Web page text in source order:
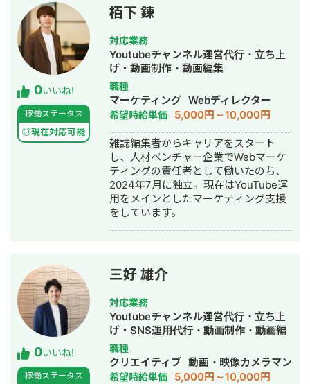
0いいね!
稼働ステータス
◎現在対応可能
栢下 錬
対応業務
Youtubeチャンネル運営代行・立ち上
げ・動画制作・動画編集
職種
マーケティング Webディレクター
希望時給単価 5,000円～10,000円
雑誌編集者からキャリアをスタート
し、人材ベンチャー企業でWebマーケ
ティングの責任者として働いたのち、
2024年7月に独立。現在はYouTube運
用をメインとしたマーケティング支援
をしています。
0いいね!
稼働ステータス
三好 雄介
対応業務
Youtubeチャンネル運営代行・立ち上
げ・SNS運用代行・動画制作・動画編
集
職種
クリエイティブ 動画・映像カメラマン
希望時給単価 5,000円～10,000円